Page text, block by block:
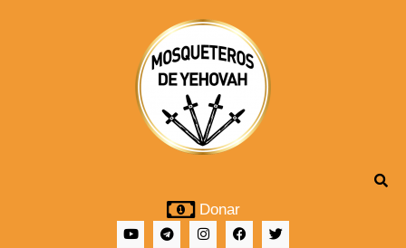
Donar